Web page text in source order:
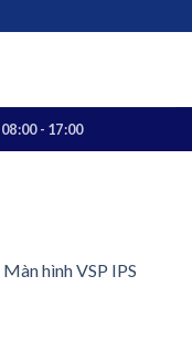
08:00 - 17:00
Màn hình VSP IPS